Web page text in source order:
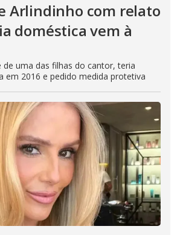
Arlindinho com relato
doméstica vem à
de uma das filhas do cantor, teria
em 2016 e pedido medida protetiva